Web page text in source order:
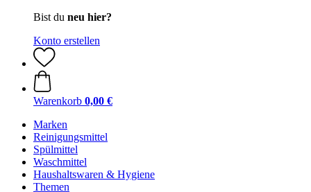
Bist du neu hier?
Konto erstellen
Warenkorb 0,00 €
Marken
Reinigungsmittel
Spülmittel
Waschmittel
Haushaltswaren & Hygiene
Themen